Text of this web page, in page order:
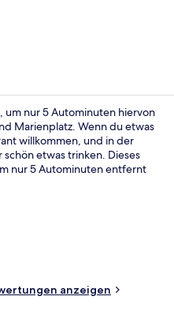
um nur 5 Autominuten hiervon
Marienplatz. Wenn du etwas
willkommen, und in der
etwas trinken. Dieses
nur 5 Autominuten entfernt
das Frühstück sehr gut. Die
von den öffentlichen
2 Minuten
Nord).
anzeigen